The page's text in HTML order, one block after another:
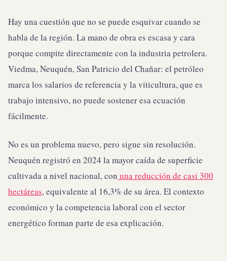
Hay una cuestión que no se puede esquivar cuando se
habla de la región. La mano de obra es escasa y cara
porque compite directamente con la industria petrolera.
Viedma, Neuquén, San Patricio del Chañar: el petróleo
marca los salarios de referencia y la viticultura, que es
trabajo intensivo, no puede sostener esa ecuación
fácilmente.
No es un problema nuevo, pero sigue sin resolución.
Neuquén registró en 2024 la mayor caída de superficie
cultivada a nivel nacional, con una reducción de casi 300
hectáreas, equivalente al 16,3% de su área. El contexto
económico y la competencia laboral con el sector
energético forman parte de esa explicación.